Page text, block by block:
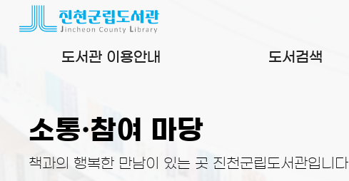
도서관 이용안내 도서검색
소통·참여 마당
책과의 행복한 만남이 있는 곳 진천군립도서관입니다.